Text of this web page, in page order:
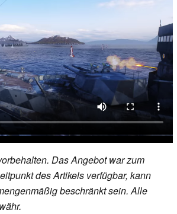
Das Angebot war zum
des Artikels verfügbar, kann
beschränkt sein. Alle